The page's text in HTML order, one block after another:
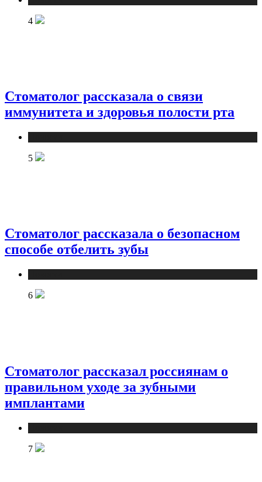
4
Стоматолог рассказала о связи
иммунитета и здоровья полости рта
5
Стоматолог рассказала о безопасном
способе отбелить зубы
6
Стоматолог рассказал россиянам о
правильном уходе за зубными
имплантами
7